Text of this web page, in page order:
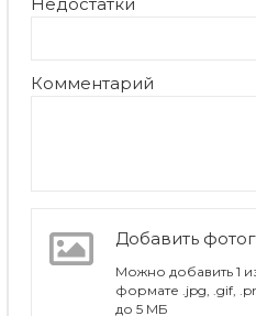
Комментарий
Добавить
Можно добавить 1
формате .jpg, .gif,
до 5 МБ